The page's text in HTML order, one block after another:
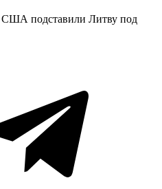
подставили Литву под